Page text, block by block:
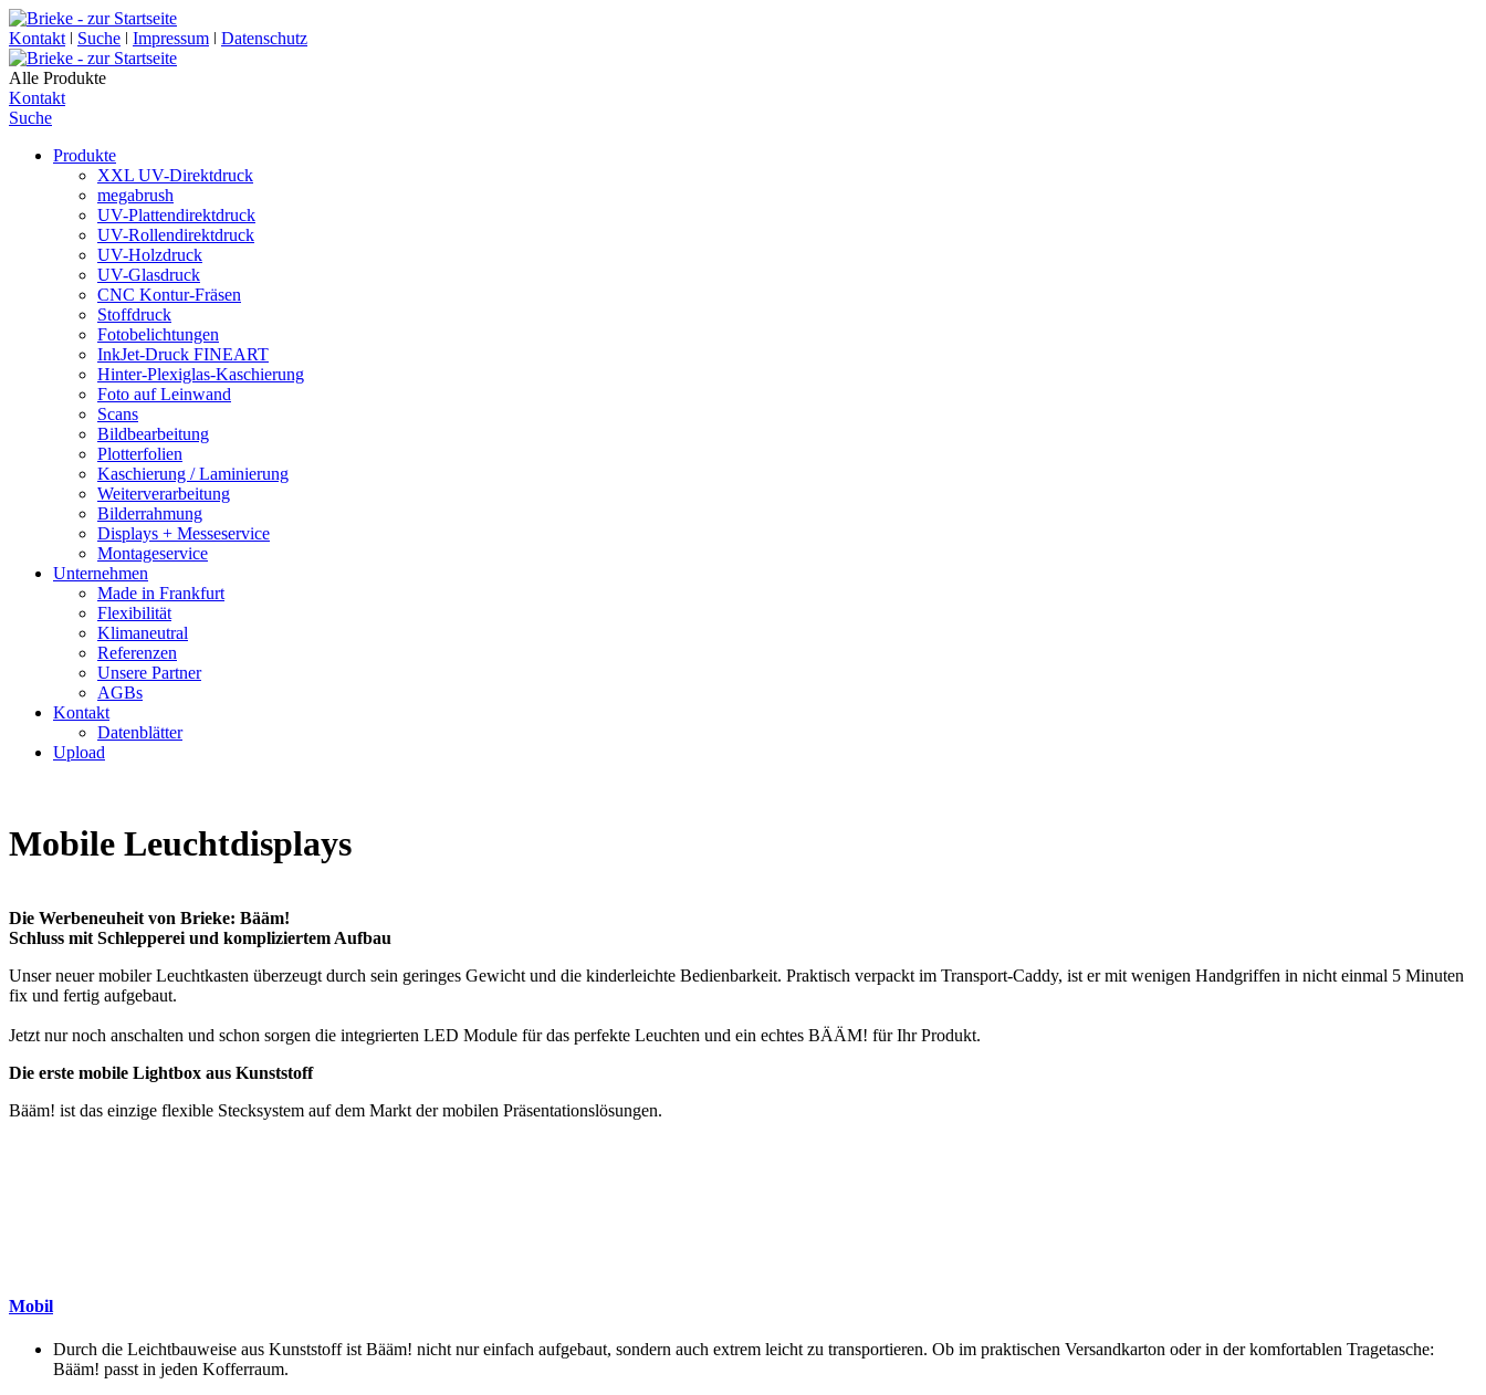
Kontakt ǀ Suche ǀ Impressum ǀ Datenschutz
Alle Produkte
Kontakt
Suche
Produkte
XXL UV-Direktdruck
megabrush
UV-Plattendirektdruck
UV-Rollendirektdruck
UV-Holzdruck
UV-Glasdruck
CNC Kontur-Fräsen
Stoffdruck
Fotobelichtungen
InkJet-Druck FINEART
Hinter-Plexiglas-Kaschierung
Foto auf Leinwand
Scans
Bildbearbeitung
Plotterfolien
Kaschierung / Laminierung
Weiterverarbeitung
Bilderrahmung
Displays + Messeservice
Montageservice
Unternehmen
Made in Frankfurt
Flexibilität
Klimaneutral
Referenzen
Unsere Partner
AGBs
Kontakt
Datenblätter
Upload
Mobile Leuchtdisplays
Die Werbeneuheit von Brieke: Bääm!
Schluss mit Schlepperei und kompliziertem Aufbau
Unser neuer mobiler Leuchtkasten überzeugt durch sein geringes Gewicht und die kinderleichte Bedienbarkeit. Praktisch verpackt im Transport-Caddy, ist er mit wenigen Handgriffen in nicht einmal 5 Minuten
fix und fertig aufgebaut.
Jetzt nur noch anschalten und schon sorgen die integrierten LED Module für das perfekte Leuchten und ein echtes BÄÄM! für Ihr Produkt.
Die erste mobile Lightbox aus Kunststoff
Bääm! ist das einzige flexible Stecksystem auf dem Markt der mobilen Präsentationslösungen.
Mobil
Durch die Leichtbauweise aus Kunststoff ist Bääm! nicht nur einfach aufgebaut, sondern auch extrem leicht zu transportieren. Ob im praktischen Versandkarton oder in der komfortablen Tragetasche:
Bääm! passt in jeden Kofferraum.